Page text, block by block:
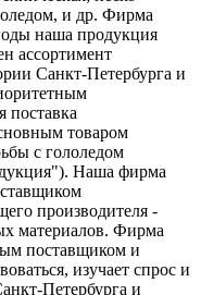
и др. Фирма
наша продукция
ассортимент
Санкт-Петербурга и
поставка
товаром
с гололедом
Наша фирма
производителя -
материалов. Фирма
поставщиком и
изучает спрос и
Петербурга и